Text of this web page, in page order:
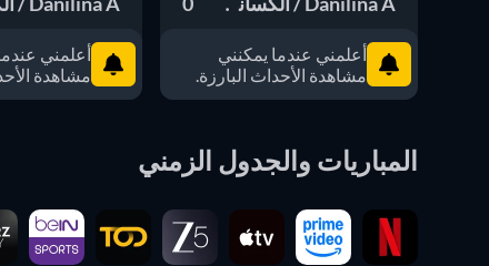
أعلمني عندما يمكنني
مشاهدة الأحداث البارزة.
أعلمني
مشاهدة
المباريات والجدول الزمني